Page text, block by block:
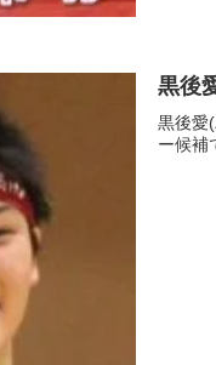
黒後
黒後愛
ー候補